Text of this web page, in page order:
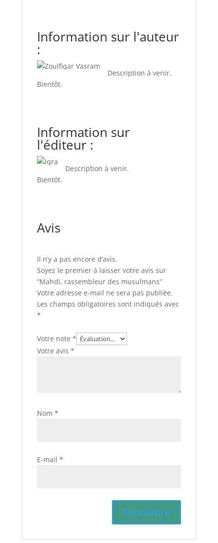
Information sur l'auteur
:
Description à venir.
Bientôt.
Information sur
l'éditeur :
Description à venir.
Bientôt.
Avis
Il n’y a pas encore d’avis.
Soyez le premier à laisser votre avis sur
“Mahdi, rassembleur des musulmans”
Votre adresse e-mail ne sera pas publiée.
Les champs obligatoires sont indiqués avec
*
Votre note *
Votre avis *
Nom *
E-mail *